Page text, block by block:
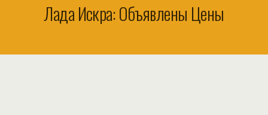
Лада Искра: Объявлены Цены